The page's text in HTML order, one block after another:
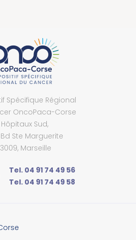
Spécifique Régional
OncoPaca-Corse
Hôpitaux Sud,
Bd Ste Marguerite
Marseille
Tel. 04 91 74 49 56
Tel. 04 91 74 49 58